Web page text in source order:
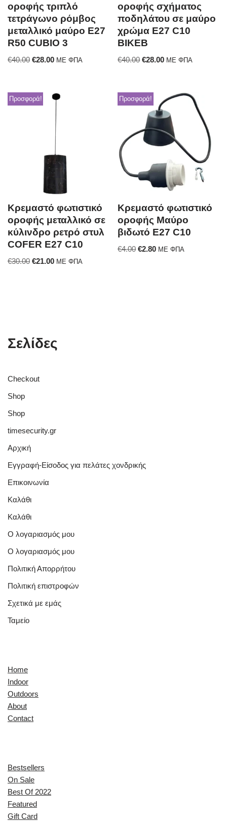
οροφής τριπλό
τετράγωνο ρόμβος
μεταλλικό μαύρο E27
R50 CUBIO 3
€40.00 €28.00 ΜΕ ΦΠΑ
οροφής σχήματος
ποδηλάτου σε μαύρο
χρώμα E27 C10
BIKEB
€40.00 €28.00 ΜΕ ΦΠΑ
Προσφορά!
Κρεμαστό φωτιστικό
οροφής μεταλλικό σε
κύλινδρο ρετρό στυλ
COFER E27 C10
€30.00 €21.00 ΜΕ ΦΠΑ
Προσφορά!
Κρεμαστό φωτιστικό
οροφής Μαύρο
βιδωτό E27 C10
€4.00 €2.80 ΜΕ ΦΠΑ
Σελίδες
Checkout
Shop
Shop
timesecurity.gr
Αρχική
Εγγραφή-Είσοδος για πελάτες χονδρικής
Επικοινωνία
Καλάθι
Καλάθι
Ο λογαριασμός μου
Ο λογαριασμός μου
Πολιτική Απορρήτου
Πολιτική επιστροφών
Σχετικά με εμάς
Ταμείο
Home
Indoor
Outdoors
About
Contact
Bestsellers
On Sale
Best Of 2022
Featured
Gift Card